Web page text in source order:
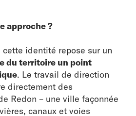
approche ?
identité repose sur un
du territoire un point
. Le travail de direction
directement des
Redon – une ville façonnée
canaux et voies